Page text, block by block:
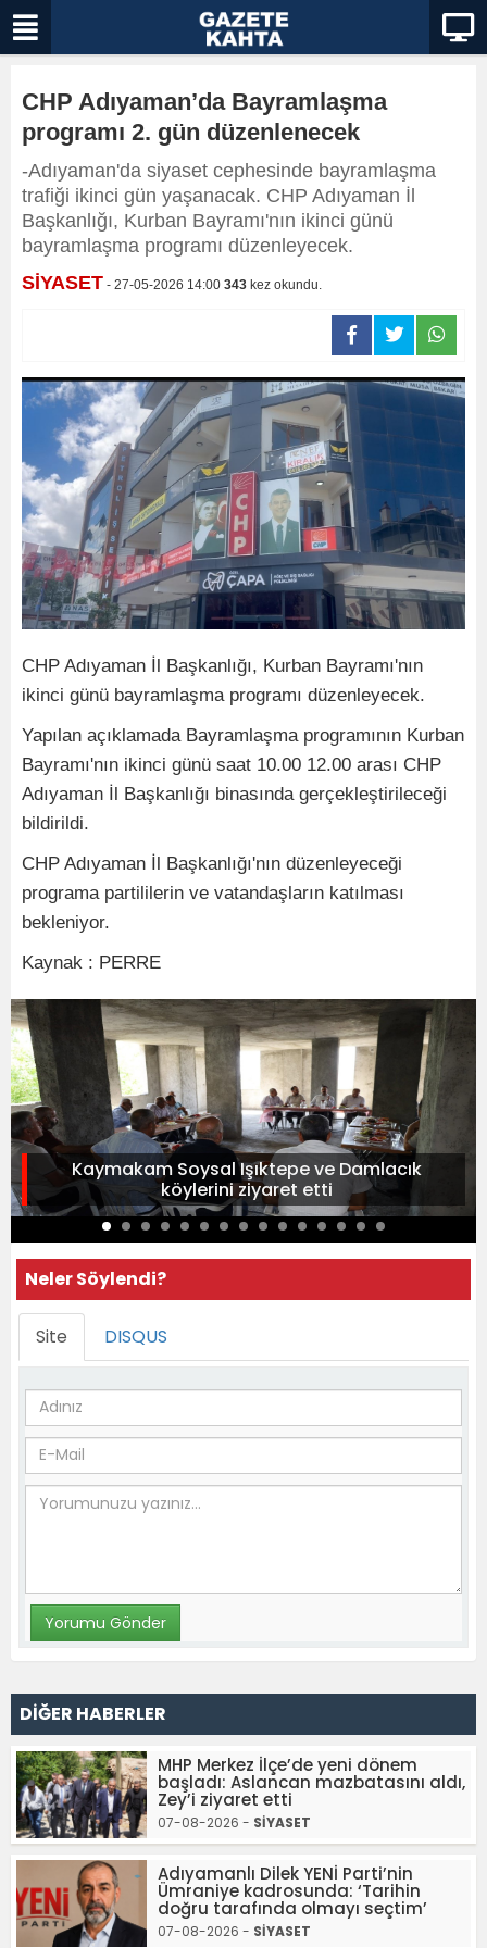
CHP Adıyaman’da Bayramlaşma
programı 2. gün düzenlenecek
-Adıyaman'da siyaset cephesinde bayramlaşma
trafiği ikinci gün yaşanacak. CHP Adıyaman İl
Başkanlığı, Kurban Bayramı'nın ikinci günü
bayramlaşma programı düzenleyecek.
SİYASET - 27-05-2026 14:00 343 kez okundu.
CHP Adıyaman İl Başkanlığı, Kurban Bayramı'nın
ikinci günü bayramlaşma programı düzenleyecek.
Yapılan açıklamada Bayramlaşma programının Kurban
Bayramı'nın ikinci günü saat 10.00 12.00 arası CHP
Adıyaman İl Başkanlığı binasında gerçekleştirileceği
bildirildi.
CHP Adıyaman İl Başkanlığı'nın düzenleyeceği
programa partililerin ve vatandaşların katılması
bekleniyor.
Kaynak : PERRE
Kaymakam Soysal Işıktepe ve Damlacık
köylerini ziyaret etti
Neler Söylendi?
Site DISQUS
DİĞER HABERLER
MHP Merkez İlçe’de yeni dönem
başladı: Aslancan mazbatasını aldı,
Zey’i ziyaret etti
07-08-2026 - SİYASET
Adıyamanlı Dilek YENİ Parti’nin
Ümraniye kadrosunda: ‘Tarihin
doğru tarafında olmayı seçtim’
07-08-2026 - SİYASET